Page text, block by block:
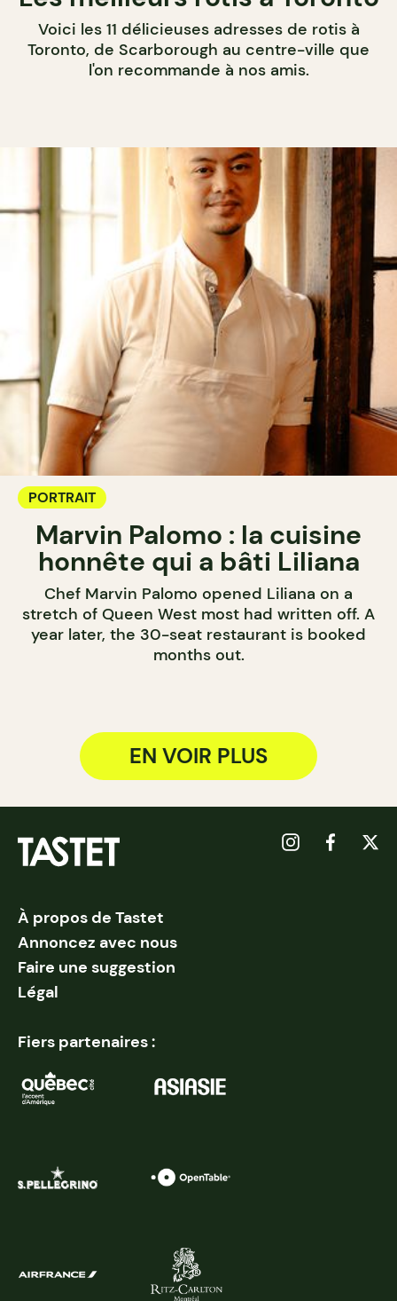
Voici les 11 délicieuses adresses de rotis à
Toronto, de Scarborough au centre-ville que
l'on recommande à nos amis.
PORTRAIT
Marvin Palomo : la cuisine
honnête qui a bâti Liliana
Chef Marvin Palomo opened Liliana on a
stretch of Queen West most had written off. A
year later, the 30-seat restaurant is booked
months out.
EN VOIR PLUS
À propos de Tastet
Annoncez avec nous
Faire une suggestion
Légal
Fiers partenaires :